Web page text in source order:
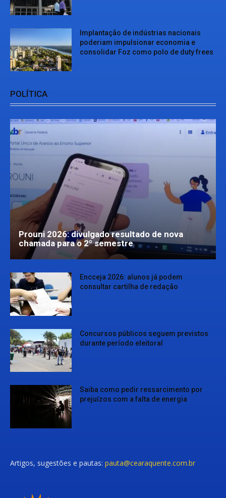
Implantação de indústrias nacionais
poderiam impulsionar economia e
consolidar Foz como polo de duty frees
POLÍTICA
Prouni 2026: divulgado resultado de nova
chamada para o 2º semestre
Encceja 2026: alunos já podem
consultar cartilha de redação
Concursos públicos seguem previstos
durante período eleitoral
Saiba como pedir ressarcimento por
prejuízos com a falta de energia
Artigos, sugestões e pautas: pauta@cearaquente.com.br